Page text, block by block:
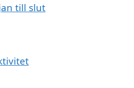
till slut